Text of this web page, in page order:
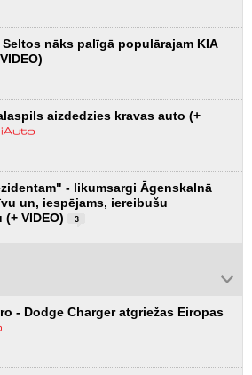
nāks palīgā populārajam KIA
aizdedzies kravas auto (+
- likumsargi Āgenskalnā
un, iespējams, iereibušu
VIDEO)
3
- Dodge Charger atgriežas Eiropas